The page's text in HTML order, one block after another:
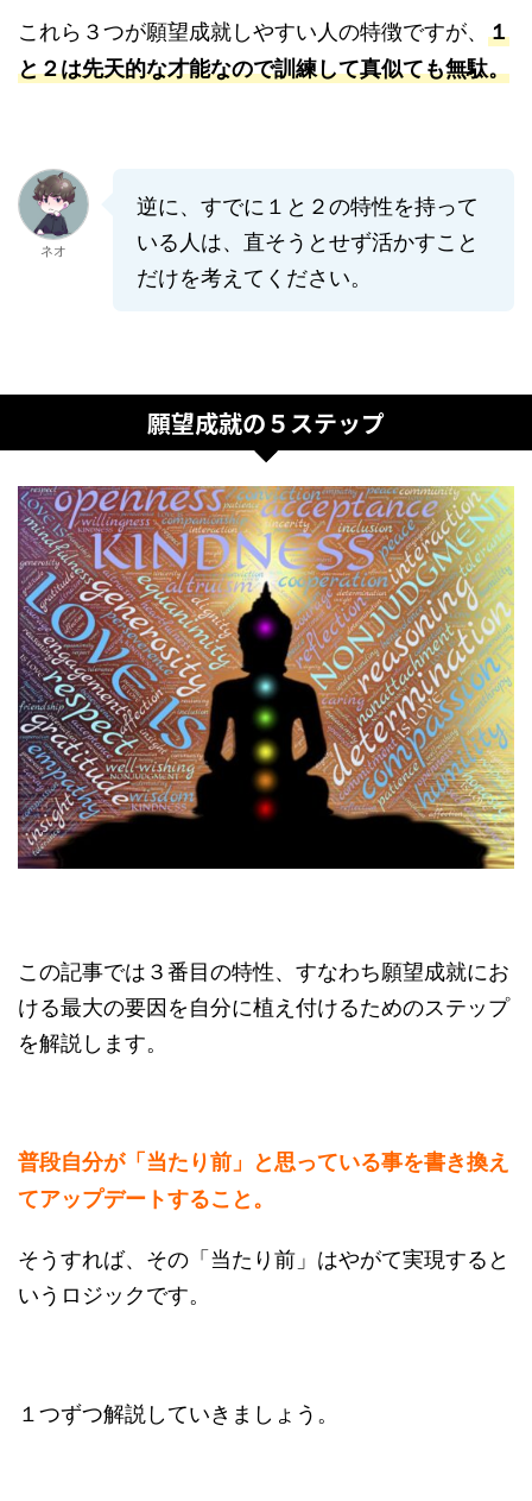
これら３つが願望成就しやすい人の特徴ですが、 １
と２は先天的な才能なので訓練して真似ても無駄。
ネオ
逆に、すでに１と２の特性を持って
いる人は、直そうとせず活かすこと
だけを考えてください。
願望成就の５ステップ
この記事では３番目の特性、すなわち願望成就にお
ける最大の要因を自分に植え付けるためのステップ
を解説します。
普段自分が「当たり前」と思っている事を書き換え
てアップデートすること。
そうすれば、その「当たり前」はやがて実現すると
いうロジックです。
１つずつ解説していきましょう。